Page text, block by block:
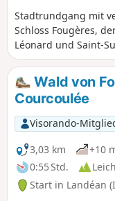
Stadtrundgang mit
Schloss Fougères,
Léonard und Saint-
Wald von
Courcoulée
Visorando-
3,03 km
+10
0:55 Std.
Start in Landéan